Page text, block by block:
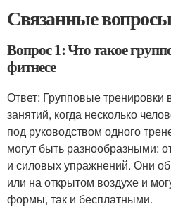
Связанные
Вопрос 1: Что такое
фитнесе
Ответ: Групповые тренировки
занятий, когда несколько
под руководством одного
могут быть разнообразными:
и силовых упражнений. Они
или на открытом воздухе и
формы, так и бесплатными.